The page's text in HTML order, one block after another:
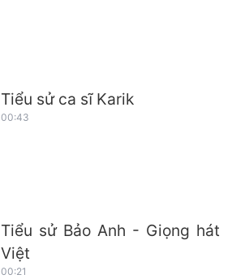
Tiểu sử ca sĩ Karik
00:43
Tiểu sử Bảo Anh - Giọng hát
Việt
00:21